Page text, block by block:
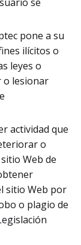
pone a su
ilícitos o
leyes o
o lesionar
actividad que
o
Web de
sitio Web por
o plagio de